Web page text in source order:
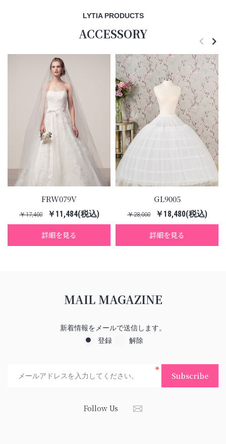
ACCESSORY
LYTIA PRODUCTS
FRW079V
￥17,400 ￥11,484(税込)
詳細を見る
GL9005
￥28,000 ￥18,480(税込)
詳細を見る
MAIL MAGAZINE
新着情報をメールで送信します。
登録
解除
Subscribe
Follow Us